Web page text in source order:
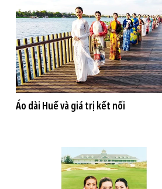
Áo dài Huế và giá trị kết nối